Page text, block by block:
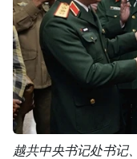
越共中央书记处书记